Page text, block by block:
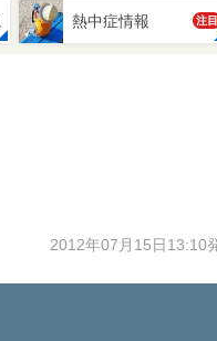
熱中症情報 注目
2012年07月15日13:10